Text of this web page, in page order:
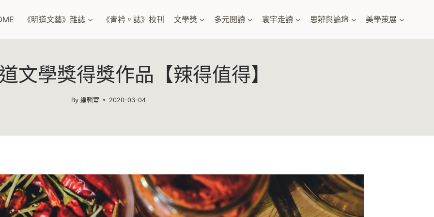
《明道文藝》雜誌 《青衿。誌》校刊 文學獎 多元閱讀 寰宇走讀 思辨與論壇 美學策展
文學獎得獎作品【辣得值得】
By 編輯室 2020-03-04